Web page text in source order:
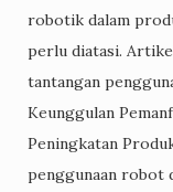
robotik dalam
perlu diatasi.
tantangan
Keunggulan
Peningkatan
penggunaan robot